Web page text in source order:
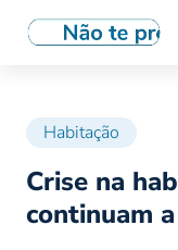
Habitação
Crise na
continuam